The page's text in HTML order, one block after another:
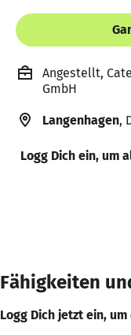
Angestellt,
GmbH
Langenhagen,
Logg Dich ein, um
Fähigkeiten
Logg Dich jetzt ein,